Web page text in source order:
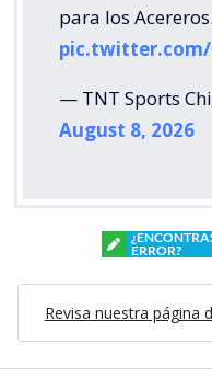
para los
pic.twitter.com/
— TNT Sports
August 8, 2026
ERROR?
Revisa nuestra página